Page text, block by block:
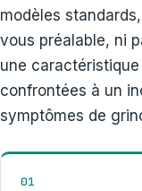
modèles
vous préalable, ni
une
confrontées à un
symptômes de
01